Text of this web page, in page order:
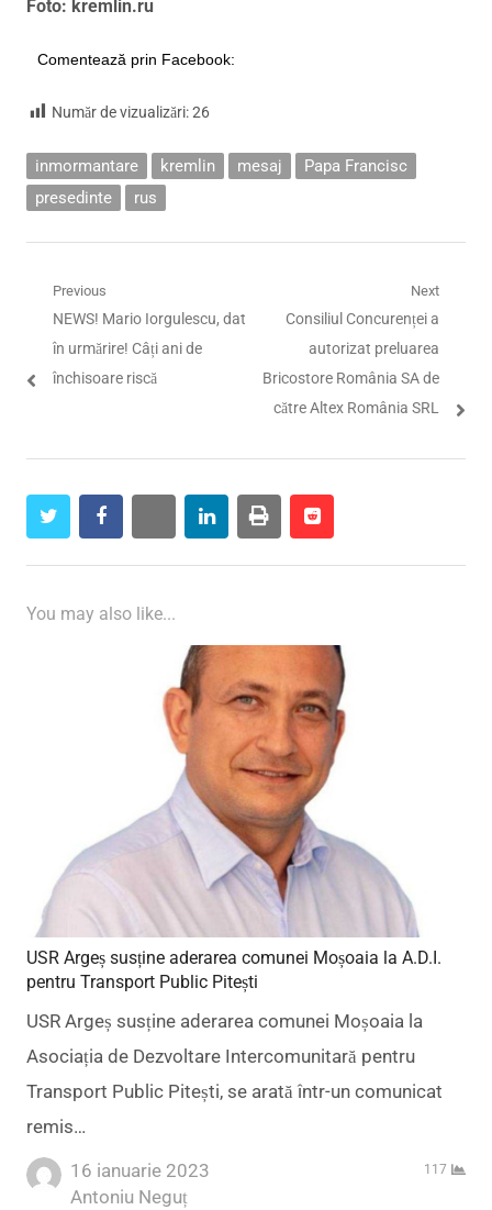
Foto: kremlin.ru
Comentează prin Facebook:
Număr de vizualizări:26
inmormantare kremlin mesaj
Papa Francisc
presedinte
rus
Navigare
articole
Previous
Previous
post:
NEWS! Mario Iorgulescu, dat
în urmărire! Câți ani de
închisoare riscă
Next
Next
post:
Consiliul Concurenței a
autorizat preluarea
Bricostore România SA de
către Altex România SRL
twitterfacebookwhatsapplinkedinprint reddit
reddit
You may also like...
USR Argeș susține aderarea comunei Moșoaia la A.D.I.
pentru Transport Public Pitești
USR Argeș susține aderarea comunei Moșoaia la
Asociația de Dezvoltare Intercomunitară pentru
Transport Public Pitești, se arată într-un comunicat
remis…
16 ianuarie 2023
Author
Antoniu Neguț
117